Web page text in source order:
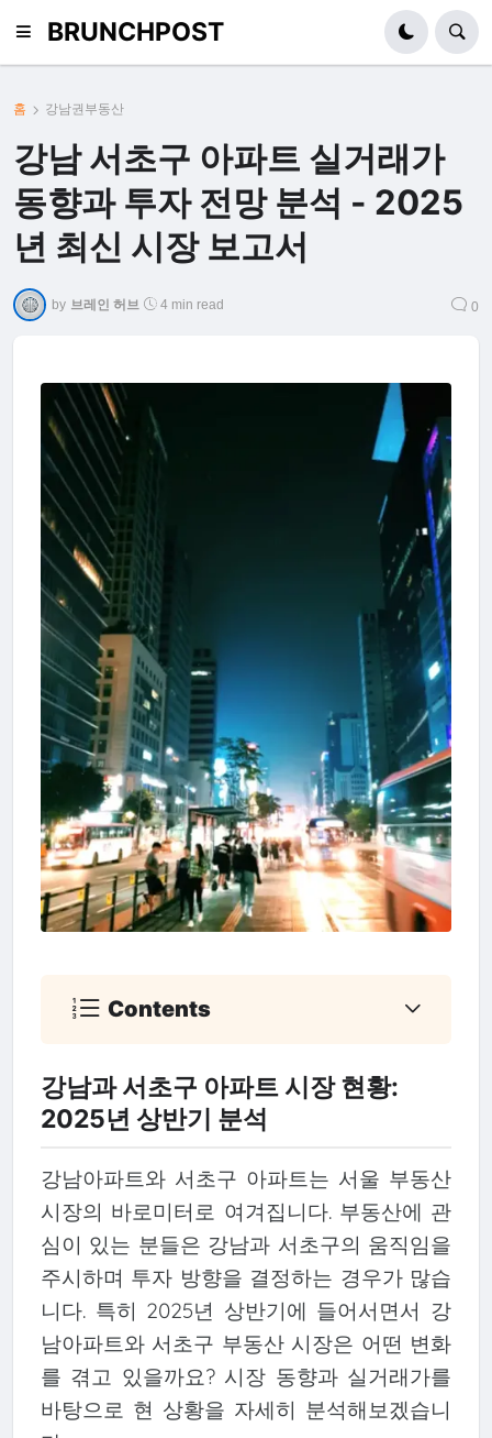
BRUNCHPOST
홈 강남권부동산
강남 서초구 아파트 실거래가
동향과 투자 전망 분석 - 2025
년 최신 시장 보고서
by 브레인 허브 4 min read 0
Contents
강남과 서초구 아파트 시장 현황:
2025년 상반기 분석
강남아파트와 서초구 아파트는 서울 부동산
시장의 바로미터로 여겨집니다. 부동산에 관
심이 있는 분들은 강남과 서초구의 움직임을
주시하며 투자 방향을 결정하는 경우가 많습
니다. 특히 2025년 상반기에 들어서면서 강
남아파트와 서초구 부동산 시장은 어떤 변화
를 겪고 있을까요? 시장 동향과 실거래가를
바탕으로 현 상황을 자세히 분석해보겠습니